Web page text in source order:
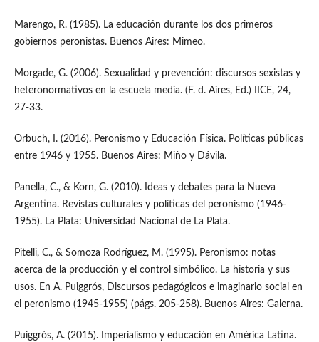
Marengo, R. (1985). La educación durante los dos primeros
gobiernos peronistas. Buenos Aires: Mimeo.
Morgade, G. (2006). Sexualidad y prevención: discursos sexistas y
heteronormativos en la escuela media. (F. d. Aires, Ed.) IICE, 24,
27-33.
Orbuch, I. (2016). Peronismo y Educación Física. Políticas públicas
entre 1946 y 1955. Buenos Aires: Miño y Dávila.
Panella, C., & Korn, G. (2010). Ideas y debates para la Nueva
Argentina. Revistas culturales y políticas del peronismo (1946-
1955). La Plata: Universidad Nacional de La Plata.
Pitelli, C., & Somoza Rodríguez, M. (1995). Peronismo: notas
acerca de la producción y el control simbólico. La historia y sus
usos. En A. Puiggrós, Discursos pedagógicos e imaginario social en
el peronismo (1945-1955) (págs. 205-258). Buenos Aires: Galerna.
Puiggrós, A. (2015). Imperialismo y educación en América Latina.